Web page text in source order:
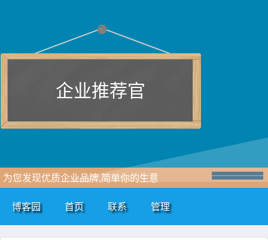
企业推荐官
为您发现优质企业品牌,简单你的生意
博客园 首页 联系 管理